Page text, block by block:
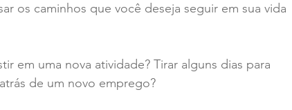
os caminhos que você deseja seguir em sua vida
em uma nova atividade? Tirar alguns dias para
de um novo emprego?